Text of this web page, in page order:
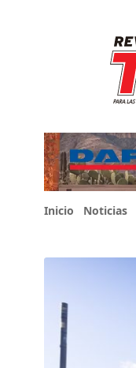
Inicio Noticias